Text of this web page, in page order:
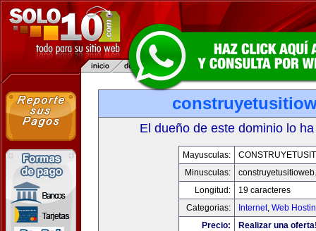
El dueño de este dominio lo
Mayusculas:
Minusculas:
Longitud:
19 caracteres
Categorias:
Internet, Web
Precio:
Realizar una